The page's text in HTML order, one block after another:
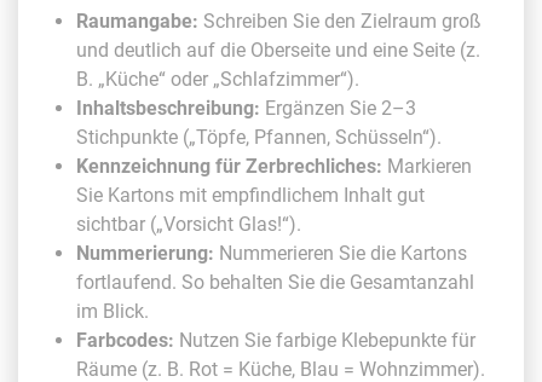
Raumangabe: Schreiben Sie den Zielraum groß
und deutlich auf die Oberseite und eine Seite (z.
B. „Küche“ oder „Schlafzimmer“).
Inhaltsbeschreibung: Ergänzen Sie 2–3
Stichpunkte („Töpfe, Pfannen, Schüsseln“).
Kennzeichnung für Zerbrechliches: Markieren
Sie Kartons mit empfindlichem Inhalt gut
sichtbar („Vorsicht Glas!“).
Nummerierung: Nummerieren Sie die Kartons
fortlaufend. So behalten Sie die Gesamtanzahl
im Blick.
Farbcodes: Nutzen Sie farbige Klebepunkte für
Räume (z. B. Rot = Küche, Blau = Wohnzimmer).